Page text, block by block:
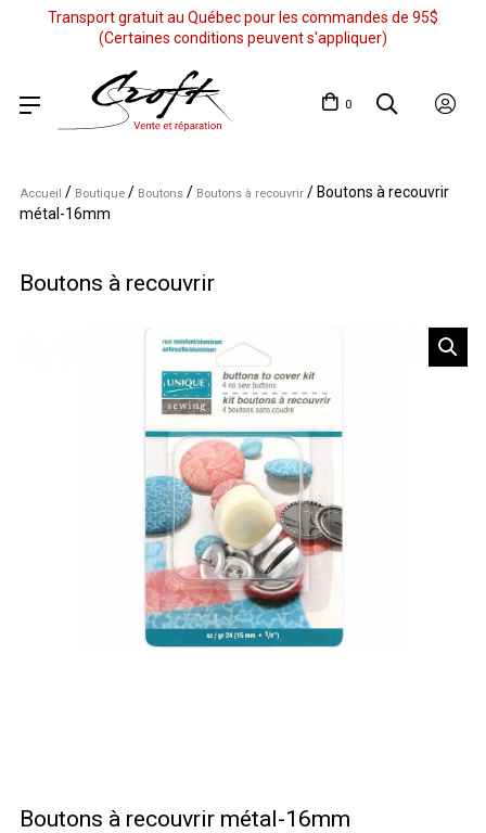
Transport gratuit au Québec pour les commandes de 95$
(Certaines conditions peuvent s'appliquer)
0
Accueil / Boutique/ Boutons/ Boutons à recouvrir/ Boutons à recouvrir
métal-16mm
Boutons à recouvrir
Boutons à recouvrir métal-16mm